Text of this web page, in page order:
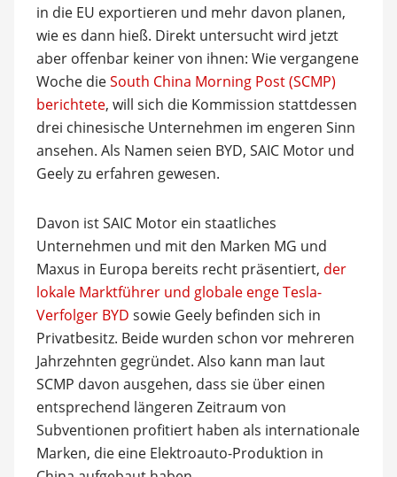
in die EU exportieren und mehr davon planen,
wie es dann hieß. Direkt untersucht wird jetzt
aber offenbar keiner von ihnen: Wie vergangene
Woche dieSouth China Morning Post (SCMP)
berichtete, will sich die Kommission stattdessen
drei chinesische Unternehmen im engeren Sinn
ansehen. Als Namen seien BYD, SAIC Motor und
Geely zu erfahren gewesen.
Davon ist SAIC Motor ein staatliches
Unternehmen und mit den Marken MG und
Maxus in Europa bereits recht präsentiert, der
lokale Marktführer und globale enge Tesla-
Verfolger BYD sowie Geely befinden sich in
Privatbesitz. Beide wurden schon vor mehreren
Jahrzehnten gegründet. Also kann man laut
SCMP davon ausgehen, dass sie über einen
entsprechend längeren Zeitraum von
Subventionen profitiert haben als internationale
Marken, die eine Elektroauto-Produktion in